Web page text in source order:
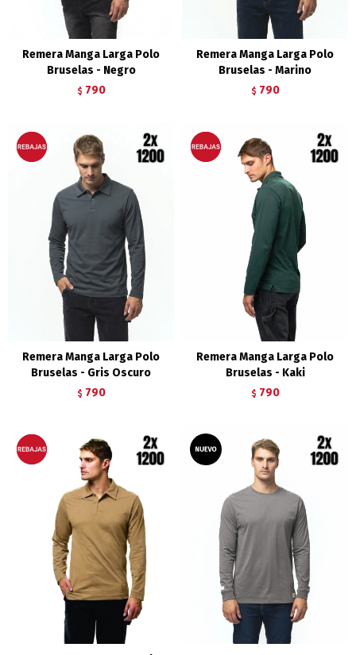
Remera Manga Larga Polo
Bruselas - Negro
$ 790
Remera Manga Larga Polo
Bruselas - Marino
$ 790
Remera Manga Larga Polo
Bruselas - Gris Oscuro
$ 790
Remera Manga Larga Polo
Bruselas - Kaki
$ 790